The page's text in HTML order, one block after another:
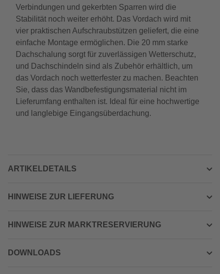
Verbindungen und gekerbten Sparren wird die
Stabilität noch weiter erhöht. Das Vordach wird mit
vier praktischen Aufschraubstützen geliefert, die eine
einfache Montage ermöglichen. Die 20 mm starke
Dachschalung sorgt für zuverlässigen Wetterschutz,
und Dachschindeln sind als Zubehör erhältlich, um
das Vordach noch wetterfester zu machen. Beachten
Sie, dass das Wandbefestigungsmaterial nicht im
Lieferumfang enthalten ist. Ideal für eine hochwertige
und langlebige Eingangsüberdachung.
ARTIKELDETAILS
HINWEISE ZUR LIEFERUNG
HINWEISE ZUR MARKTRESERVIERUNG
DOWNLOADS